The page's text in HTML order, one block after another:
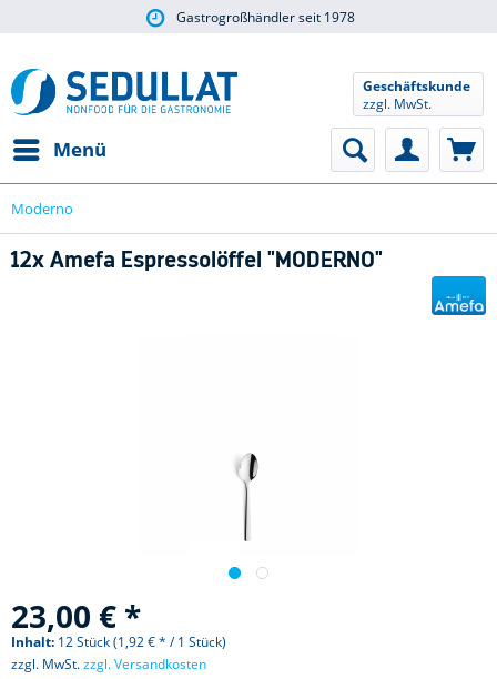
Gastrogroßhändler seit 1978
Menü
Geschäftskunde
zzgl. MwSt.
Moderno
12x Amefa Espressolöffel "MODERNO"
23,00 € *
Inhalt: 12 Stück (1,92 € * / 1 Stück)
zzgl. MwSt.zzgl. Versandkosten